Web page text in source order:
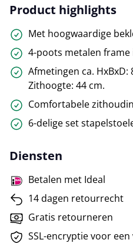
Product highlights
Met hoogwaardige
4-poots metalen
Afmetingen ca. HxBxD:
Zithoogte: 44 cm.
Comfortabele
6-delige set
Diensten
Betalen met Ideal
14 dagen retourrecht
Gratis retourneren
SSL-encryptie voor